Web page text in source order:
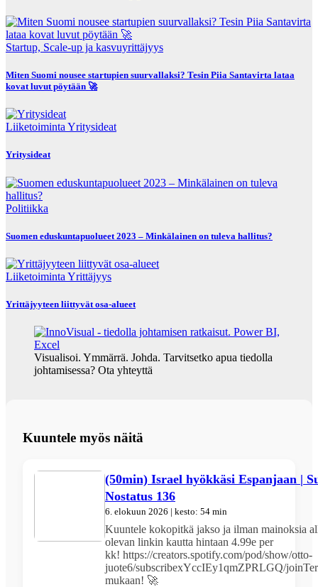
Startup, Scale-up ja kasvuyrittäjyys
Miten Suomi nousee startupien suurvallaksi? Tesin Piia Santavirta lataa
kovat luvut pöytään 🚀
Liiketoiminta Yritysideat
Yritysideat
Politiikka
Suomen eduskuntapuolueet 2023 – Minkälainen on tuleva hallitus?
Liiketoiminta Yrittäjyys
Yrittäjyyteen liittyvät osa-alueet
Visualisoi. Ymmärrä. Johda. Tarvitsetko apua tiedolla
johtamisessa? Ota yhteyttä
Kuuntele myös näitä
(50min) Israel hyökkäsi Espanjaan |
Nostatus 136
6. elokuun 2026 | kesto: 54 min
Kuuntele kokopitkä jakso ja ilman mainoksia
olevan linkin kautta hintaan 4.99e per
kk! https://creators.spotify.com/pod/show/otto-
juote6/subscribexYccIEy1qmZPRLGQ/
mukaan! 🚀